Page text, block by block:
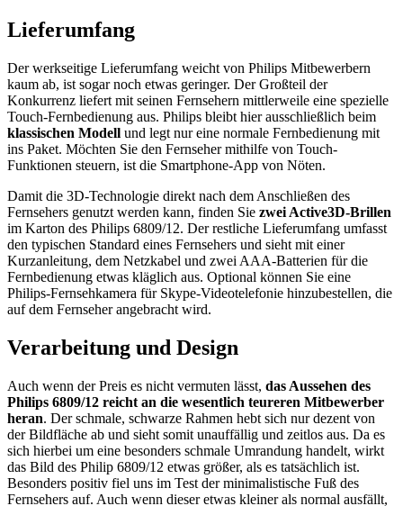
Lieferumfang
Der werkseitige Lieferumfang weicht von Philips Mitbewerbern
kaum ab, ist sogar noch etwas geringer. Der Großteil der
Konkurrenz liefert mit seinen Fernsehern mittlerweile eine spezielle
Touch-Fernbedienung aus. Philips bleibt hier ausschließlich beim
klassischen Modell und legt nur eine normale Fernbedienung mit
ins Paket. Möchten Sie den Fernseher mithilfe von Touch-
Funktionen steuern, ist die Smartphone-App von Nöten.
Damit die 3D-Technologie direkt nach dem Anschließen des
Fernsehers genutzt werden kann, finden Sie zwei Active3D-Brillen
im Karton des Philips 6809/12. Der restliche Lieferumfang umfasst
den typischen Standard eines Fernsehers und sieht mit einer
Kurzanleitung, dem Netzkabel und zwei AAA-Batterien für die
Fernbedienung etwas kläglich aus. Optional können Sie eine
Philips-Fernsehkamera für Skype-Videotelefonie hinzubestellen, die
auf dem Fernseher angebracht wird.
Verarbeitung und Design
Auch wenn der Preis es nicht vermuten lässt, das Aussehen des
Philips 6809/12 reicht an die wesentlich teureren Mitbewerber
heran. Der schmale, schwarze Rahmen hebt sich nur dezent von
der Bildfläche ab und sieht somit unauffällig und zeitlos aus. Da es
sich hierbei um eine besonders schmale Umrandung handelt, wirkt
das Bild des Philip 6809/12 etwas größer, als es tatsächlich ist.
Besonders positiv fiel uns im Test der minimalistische Fuß des
Fernsehers auf. Auch wenn dieser etwas kleiner als normal ausfällt,